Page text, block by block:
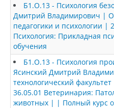
Б1.О.13 - Психология
Дмитрий Владимирович |
педагогики и психологии
Психология: Прикладная
обучения
Б1.О.13 - Психология
Ясинский Дмитрий
технологический
36.05.01 Ветеринария:
животных | | Полный курс